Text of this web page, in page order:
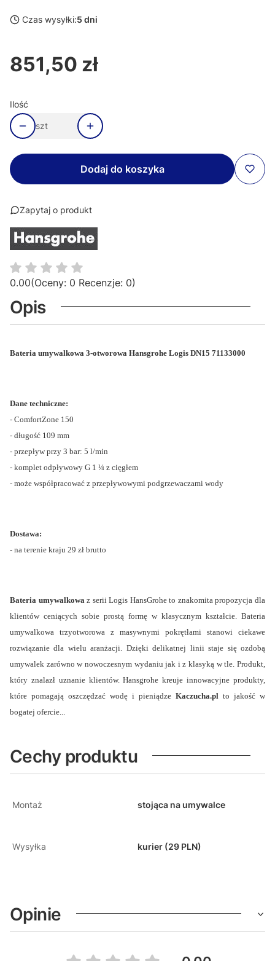
Czas wysyłki:5 dni
Cena
851,50 zł
Ilość
szt
Dodaj do koszyka
Zapytaj o produkt
0.00(Oceny: 0 Recenzje: 0)
Opis
Bateria umywalkowa 3-otworowa Hansgrohe Logis DN15 71133000
Dane techniczne:
- ComfortZone 150
- długość 109 mm
- przepływ przy 3 bar: 5 l/min
- komplet odpływowy G 1 ¼ z cięgłem
- może współpracować z przepływowymi podgrzewaczami wody
Dostawa:
- na terenie kraju 29 zł brutto
Bateria umywalkowaz serii Logis HansGrohe to znakomita propozycja dla
klientów ceniących sobie prostą formę w klasycznym kształcie. Bateria
umywalkowa trzyotworowa z masywnymi pokrętłami stanowi ciekawe
rozwiązanie dla wielu aranżacji. Dzięki delikatnej linii staje się ozdobą
umywalek zarówno w nowoczesnym wydaniu jak i z klasyką w tle. Produkt,
który znalazł uznanie klientów. Hansgrohe kreuje innowacyjne produkty,
które pomagają oszczędzać wodę i pieniądze Kaczucha.pl to jakość w
bogatej ofercie...
Cechy produktu
Montaż stojąca na umywalce
Wysyłka kurier (29 PLN)
Opinie